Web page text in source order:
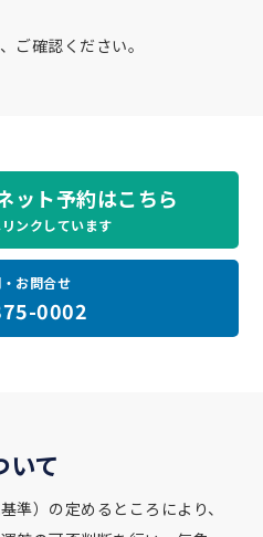
ご確認ください。
ット予約はこちら
ンクしています
お問合せ
0002
いて
準）の定めるところにより、